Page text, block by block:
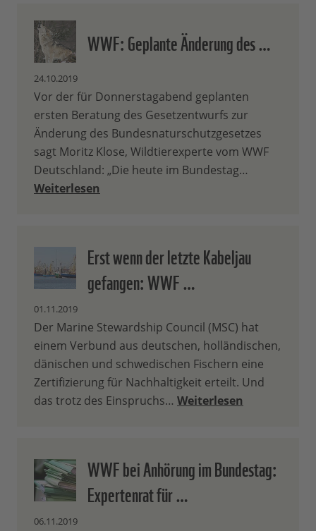
WWF: Geplante Änderung des …
24.10.2019
Vor der für Donnerstagabend geplanten
ersten Beratung des Gesetzentwurfs zur
Änderung des Bundesnaturschutzgesetzes
sagt Moritz Klose, Wildtierexperte vom WWF
Deutschland: „Die heute im Bundestag…
Weiterlesen
Erst wenn der letzte Kabeljau
gefangen: WWF …
01.11.2019
Der Marine Stewardship Council (MSC) hat
einem Verbund aus deutschen, holländischen,
dänischen und schwedischen Fischern eine
Zertifizierung für Nachhaltigkeit erteilt. Und
das trotz des Einspruchs… Weiterlesen
WWF bei Anhörung im Bundestag:
Expertenrat für …
06.11.2019